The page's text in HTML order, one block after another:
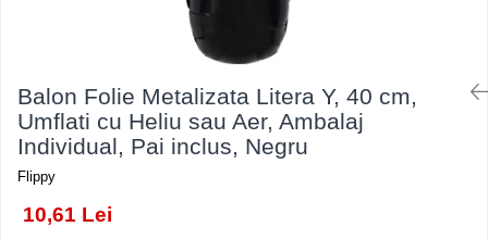
Ustensile pentru Bucătărie
Accesorii Ingrijire Casa
Cutii depozitare
Diverse Casa
Lumanari
Baloane si Accesorii Absolvire
Banda adeziva
Confetti
Costume si Deghizare
Fete Masa si Perdele Franjurate
Liniar / Sir
Ornamente Brad
Suport Decorativ Lumanare
Kendama Rubber Grip V3 Cupe
Kendama Silken V3 King Size
Kendama Super Sticky V2 Cupe
Mari
Balon Folie Metalizata Litera Y, 40 cm,
Umflati cu Heliu sau Aer, Ambalaj
Individual, Pai inclus, Negru
Flippy
10,61 Lei